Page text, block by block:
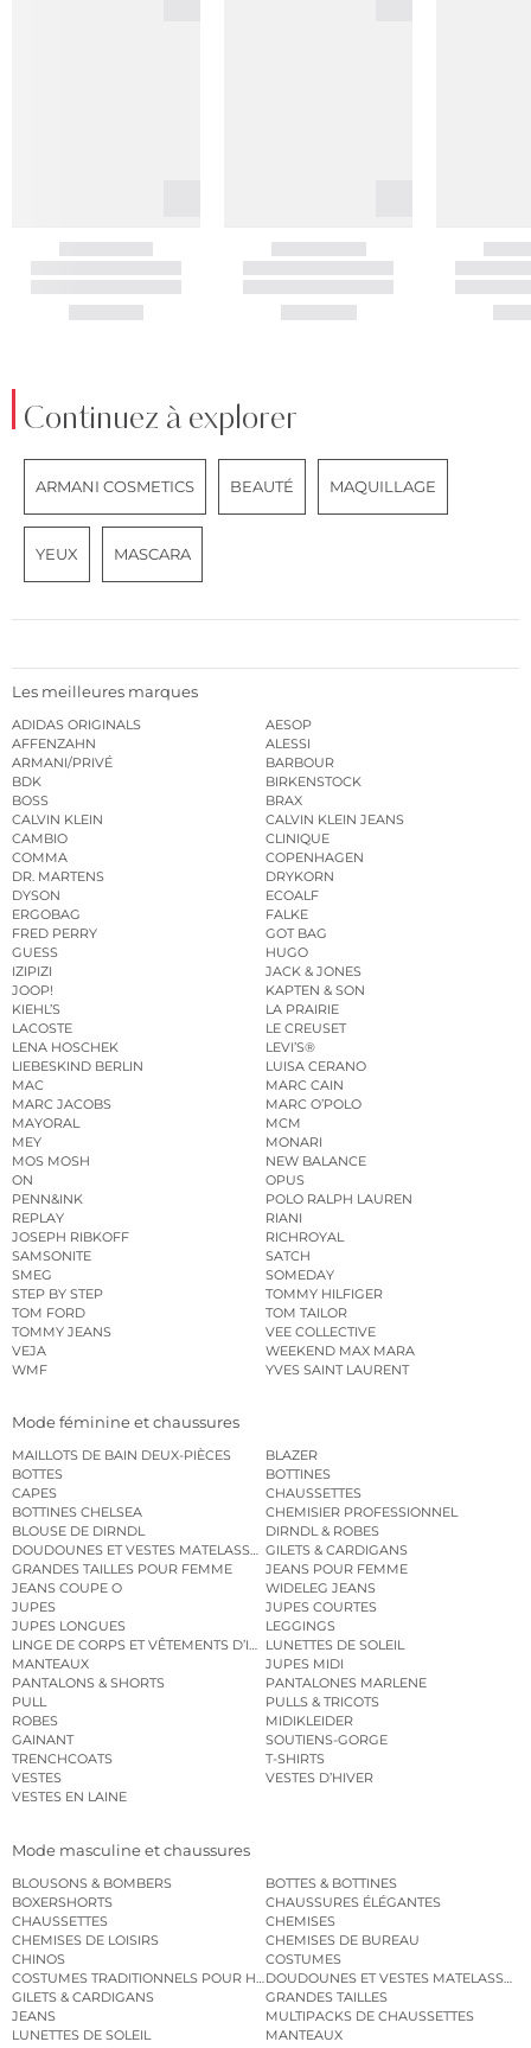
Continuez à explorer
ARMANI COSMETICS BEAUTÉ MAQUILLAGE
YEUX MASCARA
Les meilleures marques
ADIDAS ORIGINALS
AESOP
AFFENZAHN
ALESSI
ARMANI/PRIVÉ
BARBOUR
BDK
BIRKENSTOCK
BOSS
BRAX
CALVIN KLEIN
CALVIN KLEIN JEANS
CAMBIO
CLINIQUE
COMMA
COPENHAGEN
DR. MARTENS
DRYKORN
DYSON
ECOALF
ERGOBAG
FALKE
FRED PERRY
GOT BAG
GUESS
HUGO
IZIPIZI
JACK & JONES
JOOP!
KAPTEN & SON
KIEHL’S
LA PRAIRIE
LACOSTE
LE CREUSET
LENA HOSCHEK
LEVI’S®
LIEBESKIND BERLIN
LUISA CERANO
MAC
MARC CAIN
MARC JACOBS
MARC O’POLO
MAYORAL
MCM
MEY
MONARI
MOS MOSH
NEW BALANCE
ON
OPUS
PENN&INK
POLO RALPH LAUREN
REPLAY
RIANI
JOSEPH RIBKOFF
RICHROYAL
SAMSONITE
SATCH
SMEG
SOMEDAY
STEP BY STEP
TOMMY HILFIGER
TOM FORD
TOM TAILOR
TOMMY JEANS
VEE COLLECTIVE
VEJA
WEEKEND MAX MARA
WMF
YVES SAINT LAURENT
Mode féminine et chaussures
MAILLOTS DE BAIN DEUX-PIÈCES
BLAZER
BOTTES
BOTTINES
CAPES
CHAUSSETTES
BOTTINES CHELSEA
CHEMISIER PROFESSIONNEL
BLOUSE DE DIRNDL
DIRNDL & ROBES
DOUDOUNES ET VESTES MATELASSÉESGILETS & CARDIGANS
GRANDES TAILLES POUR FEMME
JEANS POUR FEMME
JEANS COUPE O
WIDELEG JEANS
JUPES
JUPES COURTES
JUPES LONGUES
LEGGINGS
LINGE DE CORPS ET VÊTEMENTS D’INTÉRIEURLUNETTES DE SOLEIL
MANTEAUX
JUPES MIDI
PANTALONS & SHORTS
PANTALONES MARLENE
PULL
PULLS & TRICOTS
ROBES
MIDIKLEIDER
GAINANT
SOUTIENS-GORGE
TRENCHCOATS
T-SHIRTS
VESTES
VESTES D’HIVER
VESTES EN LAINE
Mode masculine et chaussures
BLOUSONS & BOMBERS
BOTTES & BOTTINES
BOXERSHORTS
CHAUSSURES ÉLÉGANTES
CHAUSSETTES
CHEMISES
CHEMISES DE LOISIRS
CHEMISES DE BUREAU
CHINOS
COSTUMES
COSTUMES TRADITIONNELS POUR HOMMEDOUDOUNES ET VESTES MATELASSÉES
GILETS & CARDIGANS
GRANDES TAILLES
JEANS
MULTIPACKS DE CHAUSSETTES
LUNETTES DE SOLEIL
MANTEAUX